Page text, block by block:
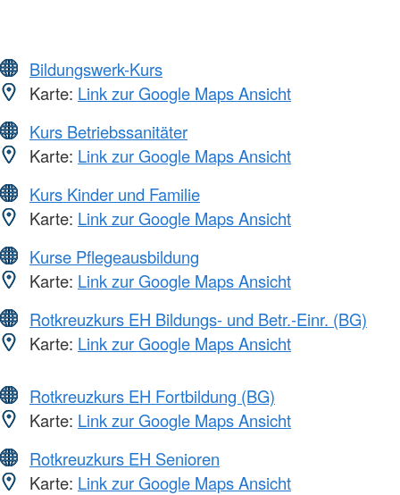
Bildungswerk-Kurs
Karte: Link zur Google Maps Ansicht
Kurs Betriebssanitäter
Karte: Link zur Google Maps Ansicht
Kurs Kinder und Familie
Karte: Link zur Google Maps Ansicht
Kurse Pflegeausbildung
Karte: Link zur Google Maps Ansicht
Rotkreuzkurs EH Bildungs- und Betr.-Einr. (BG)
Karte: Link zur Google Maps Ansicht
Rotkreuzkurs EH Fortbildung (BG)
Karte: Link zur Google Maps Ansicht
Rotkreuzkurs EH Senioren
Karte: Link zur Google Maps Ansicht